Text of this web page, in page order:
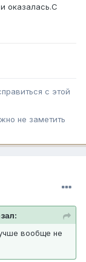
оказалась.С
с этой
не заметить
вообще не